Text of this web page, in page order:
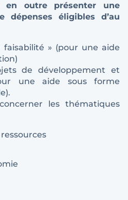
en outre présenter une
dépenses éligibles d’au
» (pour une aide
de développement et
une aide sous forme
les thématiques